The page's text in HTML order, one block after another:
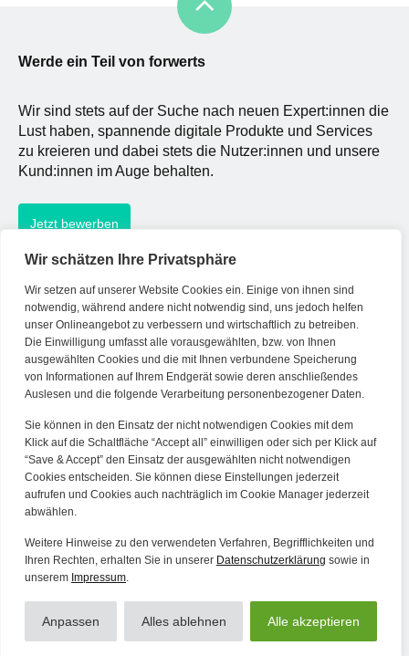
Wir schätzen Ihre Privatsphäre
Wir setzen auf unserer Website Cookies ein. Einige von ihnen sind
notwendig, während andere nicht notwendig sind, uns jedoch helfen
unser Onlineangebot zu verbessern und wirtschaftlich zu betreiben.
Die Einwilligung umfasst alle vorausgewählten, bzw. von Ihnen
ausgewählten Cookies und die mit Ihnen verbundene Speicherung
von Informationen auf Ihrem Endgerät sowie deren anschließendes
Auslesen und die folgende Verarbeitung personenbezogener Daten.
Sie können in den Einsatz der nicht notwendigen Cookies mit dem
Klick auf die Schaltfläche “Accept all” einwilligen oder sich per Klick auf
“Save & Accept” den Einsatz der ausgewählten nicht notwendigen
Cookies entscheiden. Sie können diese Einstellungen jederzeit
aufrufen und Cookies auch nachträglich im Cookie Manager jederzeit
abwählen.
Weitere Hinweise zu den verwendeten Verfahren, Begrifflichkeiten und
Ihren Rechten, erhalten Sie in unserer Datenschutzerklärung sowie in
unserem Impressum.
Anpassen Alles ablehnen Alle akzeptieren
Alle Artikel
Werde ein Teil von forwerts
Wir sind stets auf der Suche nach neuen Expert:innen die
Lust haben, spannende digitale Produkte und Services
zu kreieren und dabei stets die Nutzer:innen und unsere
Kund:innen im Auge behalten.
Jetzt bewerben
Kontakt
Tel. Zentrale: +49 (69) 27273681
E-Mail: kontakt@forwerts.com
FFM – Friedensstraße 11
60311 Frankfurt am Main
→ Anfahrtsplan Frankfurt
HN – Gymnasiumstraße 35
74072 Heilbronn
→ Anfahrtsplan Heilbronn
Datenschutzerklärung
Impressum